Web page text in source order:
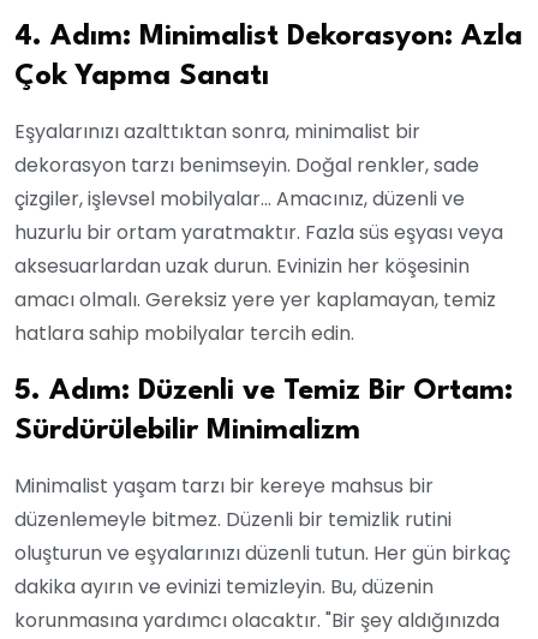
4. Adım: Minimalist Dekorasyon: Azla
Çok Yapma Sanatı
Eşyalarınızı azalttıktan sonra, minimalist bir
dekorasyon tarzı benimseyin. Doğal renkler, sade
çizgiler, işlevsel mobilyalar… Amacınız, düzenli ve
huzurlu bir ortam yaratmaktır. Fazla süs eşyası veya
aksesuarlardan uzak durun. Evinizin her köşesinin
amacı olmalı. Gereksiz yere yer kaplamayan, temiz
hatlara sahip mobilyalar tercih edin.
5. Adım: Düzenli ve Temiz Bir Ortam:
Sürdürülebilir Minimalizm
Minimalist yaşam tarzı bir kereye mahsus bir
düzenlemeyle bitmez. Düzenli bir temizlik rutini
oluşturun ve eşyalarınızı düzenli tutun. Her gün birkaç
dakika ayırın ve evinizi temizleyin. Bu, düzenin
korunmasına yardımcı olacaktır. "Bir şey aldığınızda